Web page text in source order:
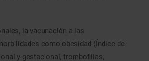
la vacunación a las
como obesidad (Índice de
y gestacional, trombofilias,